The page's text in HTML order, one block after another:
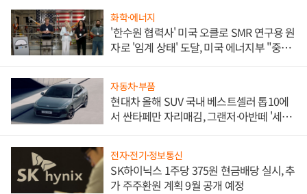
화학·에너지
'한수원 협력사' 미국 오클로 SMR 연구용 원
자로 '임계 상태' 도달, 미국 에너지부 "중요
자동차·부품
현대차 올해 SUV 국내 베스트셀러 톱10에
서 싼타페만 자리매김, 그랜저·아반떼 '세단
전자·전기·정보통신
SK하이닉스 1주당 375원 현금배당 실시, 추
가 주주환원 계획 9월 공개 예정